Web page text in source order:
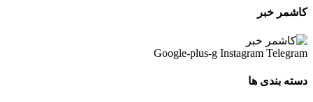
کاشمر خبر
Google-plus-g Instagram Telegram
دسته بندی ها